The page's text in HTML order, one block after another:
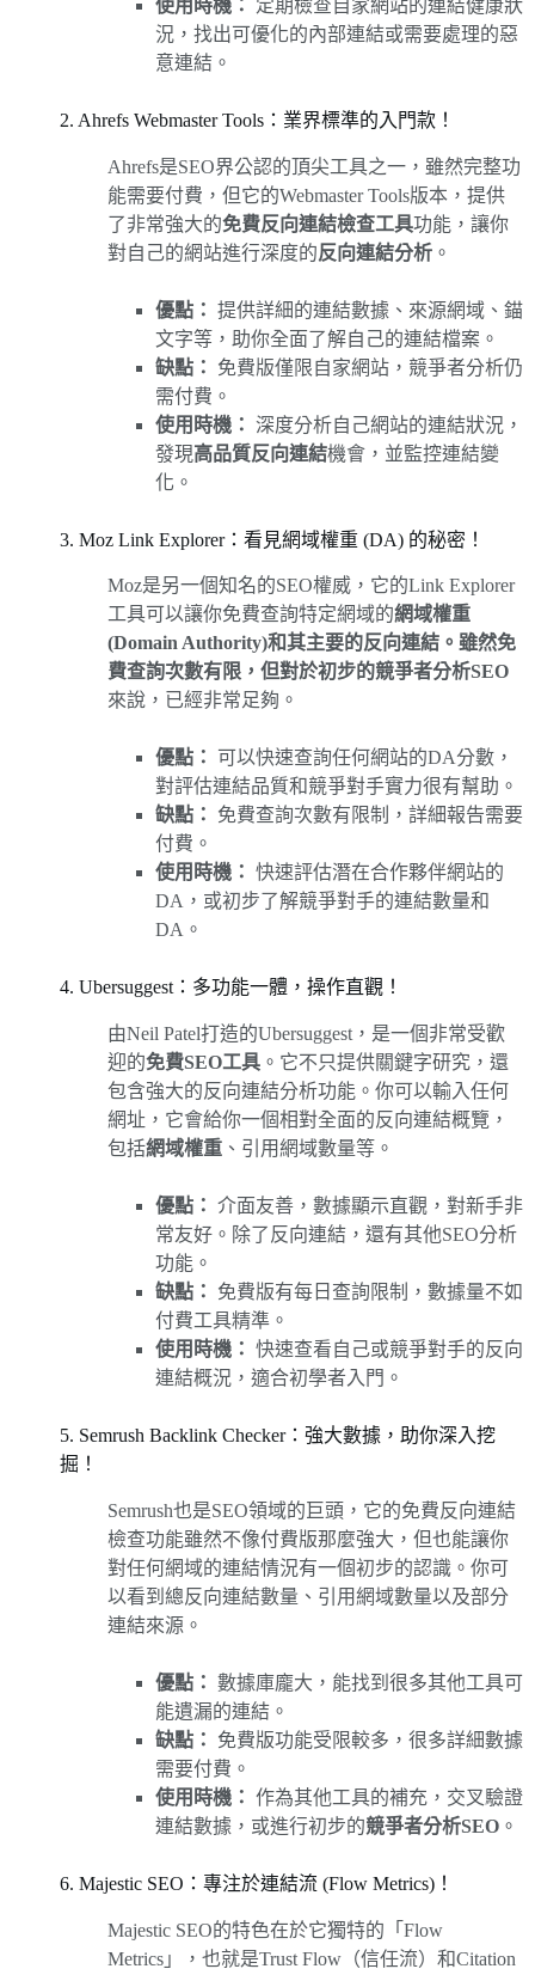
使用時機：
定期檢查自家網站的連結健康狀
況，找出可優化的內部連結或需要處理的惡
意連結。
2. Ahrefs Webmaster Tools：業界標準的入門款！
Ahrefs是SEO界公認的頂尖工具之一，雖然完整功
能需要付費，但它的Webmaster Tools版本，提供
了非常強大的免費反向連結檢查工具功能，讓你
對自己的網站進行深度的反向連結分析 。
優點： 提供詳細的連結數據、來源網域、錨
文字等，助你全面了解自己的連結檔案。
缺點：
免費版僅限自家網站，競爭者分析仍
需付費。
使用時機： 深度分析自己網站的連結狀況，
發現高品質反向連結機會，並監控連結變
化。
3. Moz Link Explorer：看見網域權重 (DA) 的秘密！
Moz是另一個知名的SEO權威，它的Link Explorer
工具可以讓你免費查詢特定網域的網域權重
(Domain Authority)和其主要的反向連結。雖然免
費查詢次數有限，但對於初步的競爭者分析SEO
來說，已經非常足夠。
優點：
可以快速查詢任何網站的DA分數，
對評估連結品質和競爭對手實力很有幫助。
缺點：
免費查詢次數有限制，詳細報告需要
付費。
使用時機： 快速評估潛在合作夥伴網站的
DA，或初步了解競爭對手的連結數量和
DA。
4. Ubersuggest：多功能一體，操作直觀！
由Neil Patel打造的Ubersuggest，是一個非常受歡
迎的免費SEO工具 。它不只提供關鍵字研究，還
包含強大的反向連結分析功能。你可以輸入任何
網址，它會給你一個相對全面的反向連結概覽，
包括網域權重 、引用網域數量等。
優點： 介面友善，數據顯示直觀，對新手非
常友好。除了反向連結，還有其他SEO分析
功能。
缺點：
免費版有每日查詢限制，數據量不如
付費工具精準。
使用時機： 快速查看自己或競爭對手的反向
連結概況，適合初學者入門。
5. Semrush Backlink Checker：強大數據，助你深入挖
掘！
Semrush也是SEO領域的巨頭，它的免費反向連結
檢查功能雖然不像付費版那麼強大，但也能讓你
對任何網域的連結情況有一個初步的認識。你可
以看到總反向連結數量、引用網域數量以及部分
連結來源。
優點： 數據庫龐大，能找到很多其他工具可
能遺漏的連結。
缺點：
免費版功能受限較多，很多詳細數據
需要付費。
使用時機： 作為其他工具的補充，交叉驗證
連結數據，或進行初步的競爭者分析SEO 。
6. Majestic SEO：專注於連結流 (Flow Metrics)！
Majestic SEO的特色在於它獨特的「Flow
Metrics」，也就是Trust Flow（信任流）和Citation